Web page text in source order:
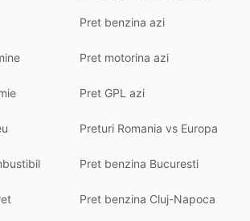
Pret benzina azi
Pret motorina azi
Pret GPL azi
Preturi Romania vs Europa
Pret benzina Bucuresti
Pret benzina Cluj-Napoca